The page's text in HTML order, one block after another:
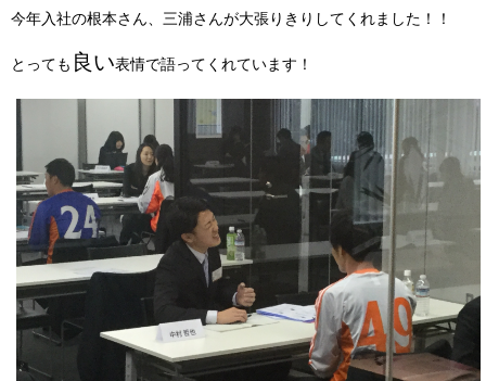
今年入社の根本さん、三浦さんが大張りきりしてくれました！！
とっても 良い表情で語ってくれています！